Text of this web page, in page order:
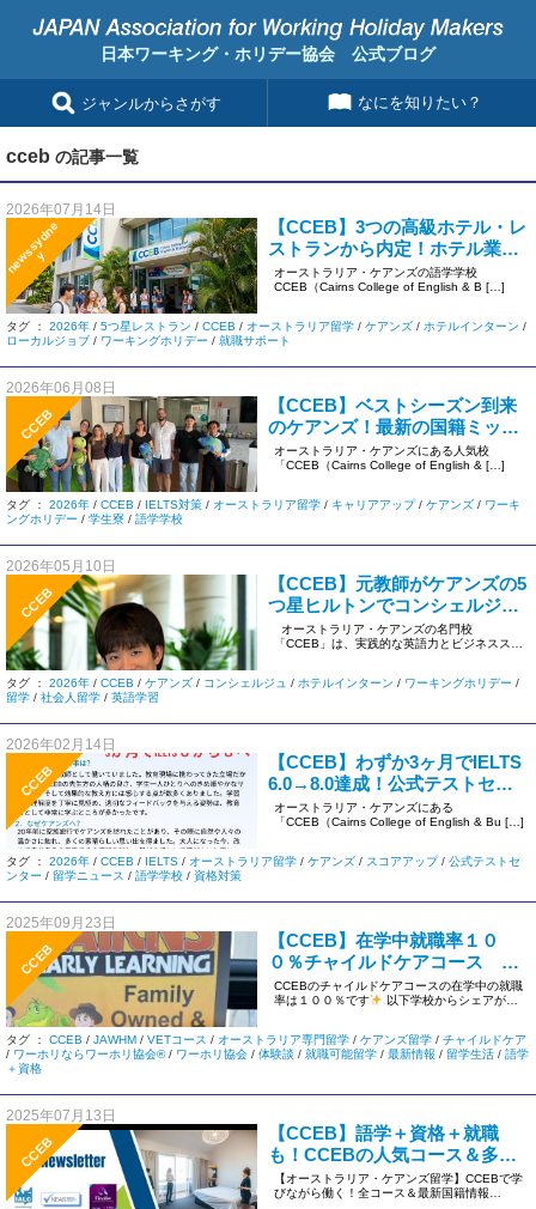
日本ワーキング・ホリデー協会 公式ブログ
ジャンルからさがす なにを知りたい？
cceb の記事一覧
2026年07月14日
n
e
w
s
s
y
d
n
e
y
【CCEB】3つの高級ホテル・レ
ストランから内定！ホテル業界
に強いワーキングホリデープロ
グラムで夢を掴む
オーストラリア・ケアンズの語学学校
CCEB（Cairns College of English & B […]
タグ ： 2026年 / 5つ星レストラン / CCEB / オーストラリア留学 / ケアンズ / ホテルインターン /
ローカルジョブ / ワーキングホリデー / 就職サポート
2026年06月08日
CCEB
【CCEB】ベストシーズン到来
のケアンズ！最新の国籍ミック
ス・学生寮空き状況＆人気コー
ス日程をまとめてお届け
オーストラリア・ケアンズにある人気校
「CCEB（Cairns College of English & […]
タグ ： 2026年 / CCEB / IELTS対策 / オーストラリア留学 / キャリアアップ/ ケアンズ / ワーキ
ングホリデー / 学生寮 / 語学学校
2026年05月10日
CCEB
【CCEB】元教師がケアンズの5
つ星ヒルトンでコンシェルジュ
に！ワーホリ成功の秘訣とは？
オーストラリア・ケアンズの名門校
「CCEB」は、実践的な英語力とビジネススキ
タグ ： 2026年 / CCEB / ケアンズ / コンシェルジュ / ホテルインターン / ワーキングホリデー /
留学 / 社会人留学 / 英語学習
2026年02月14日
CCEB
【CCEB】わずか3ヶ月でIELTS
6.0→8.0達成！公式テストセン
ターで叶える驚異のスコアアッ
プ
オーストラリア・ケアンズにある
「CCEB（Cairns College of English & Bu […]
タグ ： 2026年 / CCEB / IELTS / オーストラリア留学 / ケアンズ / スコアアップ/ 公式テストセ
ンター / 留学ニュース / 語学学校 / 資格対策
2025年09月23日
CCEB
【CCEB】在学中就職率１０
０％チャイルドケアコース あ
すかさん編
CCEBのチャイルドケアコースの在学中の就職
率は１００％です
以下学校からシェアがあ
タグ ： CCEB / JAWHM / VETコース / オーストラリア専門留学 / ケアンズ留学 / チャイルドケア
/ ワーホリならワーホリ協会®/ ワーホリ協会 / 体験談 / 就職可能留学 / 最新情報 / 留学生活 / 語学
＋資格
2025年07月13日
CCEB
【CCEB】語学＋資格＋就職
も！CCEBの人気コース＆多国
籍クラスまとめ ※2025年7月ニ
ュースレターより
【オーストラリア・ケアンズ留学】CCEBで学
びながら働く！全コース＆最新国籍情報